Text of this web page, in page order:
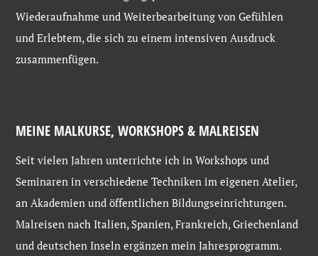
Wiederaufnahme und Weiterbearbeitung von Gefühlen
und Erlebtem, die sich zu einem intensiven Ausdruck
zusammenfügen.
MEINE MALKURSE, WORKSHOPS & MALREISEN
Seit vielen Jahren unterrichte ich in Workshops und
Seminaren in verschiedene Techniken im eigenen Atelier,
an Akademien und öffentlichen Bildungseinrichtungen.
Malreisen nach Italien, Spanien, Frankreich, Griechenland
und deutschen Inseln ergänzen mein Jahresprogramm.